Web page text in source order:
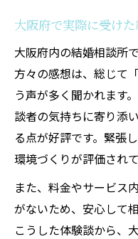
大阪府で実際に受け
大阪府内の結婚相談所
方々の感想は、総じて
う声が多く聞かれます
談者の気持ちに寄り添
る点が好評です。緊張
環境づくりが評価されて
また、料金やサービス
がないため、安心して
こうした体験談から、